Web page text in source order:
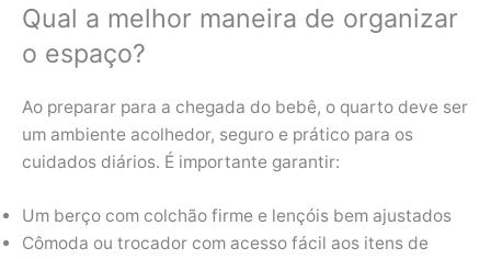
Qual a melhor maneira de organizar
o espaço?
Ao preparar para a chegada do bebê, o quarto deve ser
um ambiente acolhedor, seguro e prático para os
cuidados diários. É importante garantir:
Um berço com colchão firme e lençóis bem ajustados
Cômoda ou trocador com acesso fácil aos itens de